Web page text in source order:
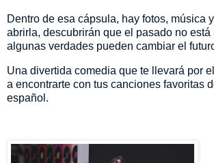
Dentro de esa cápsula, hay fotos, música
abrirla, descubrirán que el pasado no está
algunas verdades pueden cambiar el
Una divertida comedia que te llevará por
a encontrarte con tus canciones favoritas
español.